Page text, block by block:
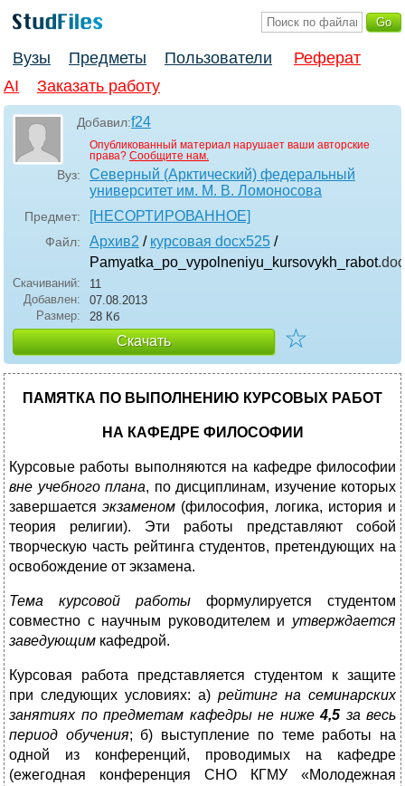
Вузы Предметы Пользователи
Реферат
AI
Заказать работу
Добавил:f24
Опубликованный материал нарушает ваши авторские
права? Сообщите нам.
Вуз:
Северный (Арктический) федеральный
университет им. М. В. Ломоносова
Предмет: [НЕСОРТИРОВАННОЕ]
Файл: Архив2 / курсовая docx525 /
Pamyatka_po_vypolneniyu_kursovykh_rabot
Скачиваний:
11
Добавлен:
07.08.2013
Размер:
28 Кб
Скачать ☆
ПАМЯТКА ПО ВЫПОЛНЕНИЮ КУРСОВЫХ РАБОТ
НА КАФЕДРЕ ФИЛОСОФИИ
Курсовые работы выполняются на кафедре философии
вне учебного плана, по дисциплинам, изучение которых
завершаетсяэкзаменом (философия, логика, история и
теория религии). Эти работы представляют собой
творческую часть рейтинга студентов, претендующих на
освобождение от экзамена.
Тема курсовой работы формулируется студентом
совместно с научным руководителем и утверждается
заведующим кафедрой.
Курсовая работа представляется студентом к защите
при следующих условиях: а) рейтинг на семинарских
занятиях по предметам кафедры не ниже4,5 за весь
период обучения; б) выступление по теме работы на
одной из конференций, проводимых на кафедре
(ежегодная конференция СНО КГМУ «Молодежная